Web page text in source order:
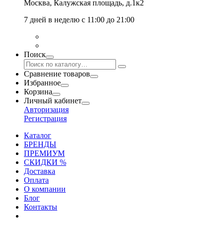
Москва, Калужская площадь, д.1к2
7 дней в неделю с 11:00 до 21:00
Поиск
Сравнение товаров
Избранное
Корзина
Личный кабинет
Авторизация
Регистрация
Каталог
БРЕНДЫ
ПРЕМИУМ
СКИДКИ %
Доставка
Оплата
О компании
Блог
Контакты